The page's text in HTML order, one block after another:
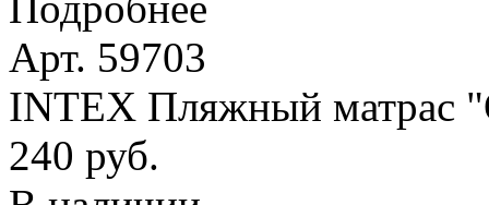
Арт. 59703
INTEX Пляжный
240 руб.